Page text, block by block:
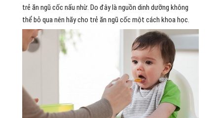
trẻ ăn ngũ cốc nấu nhừ. Do đây là nguồn dinh dưỡng không
thể bỏ qua nên hãy cho trẻ ăn ngũ cốc một cách khoa học.